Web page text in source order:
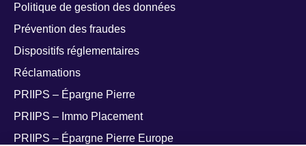
Politique de gestion des données
Prévention des fraudes
Dispositifs réglementaires
Réclamations
PRIIPS – Épargne Pierre
PRIIPS – Immo Placement
PRIIPS – Épargne Pierre Europe